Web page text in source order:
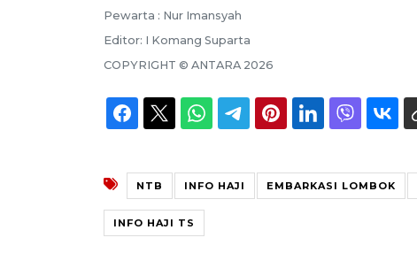
Pewarta : Nur Imansyah
Editor: I Komang Suparta
COPYRIGHT © ANTARA 2026
NTB INFO HAJI EMBARKASI LOMBOK
INFO HAJI TS